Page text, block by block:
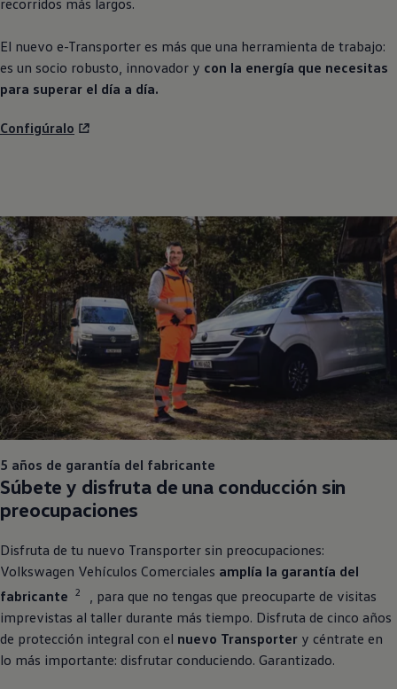
recorridos más largos.
El nuevo e-Transporter es más que una herramienta de trabajo:
es un socio robusto, innovador y con la energía que necesitas
para superar el día a día.
Configúralo
5 años de garantía del fabricante
Súbete y disfruta de una conducción sin
preocupaciones
Disfruta de tu nuevo Transporter sin preocupaciones:
Volkswagen Vehículos Comerciales amplía la garantía del
fabricante
2
, para que no tengas que preocuparte de visitas
imprevistas al taller durante más tiempo. Disfruta de cinco años
de protección integral con el nuevo Transporter y céntrate en
lo más importante: disfrutar conduciendo. Garantizado.